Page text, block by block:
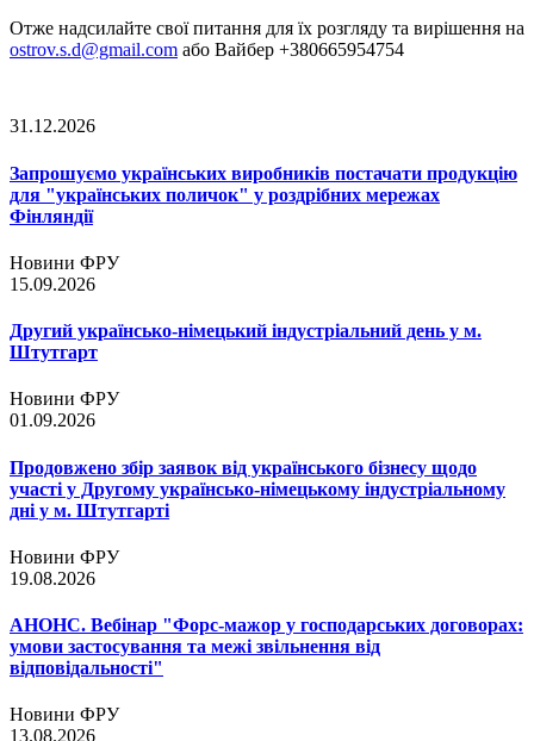
Отже надсилайте свої питання для їх розгляду та вирішення на
ostrov.s.d@gmail.com або Вайбер +380665954754
31.12.2026
Запрошуємо українських виробників постачати продукцію
для "українських поличок" у роздрібних мережах
Фінляндії
Новини ФРУ
15.09.2026
Другий українсько-німецький індустріальний день у м.
Штутгарт
Новини ФРУ
01.09.2026
Продовжено збір заявок від українського бізнесу щодо
участі у Другому українсько-німецькому індустріальному
дні у м. Штутгарті
Новини ФРУ
19.08.2026
АНОНС. Вебінар "Форс-мажор у господарських договорах:
умови застосування та межі звільнення від
відповідальності"
Новини ФРУ
13.08.2026